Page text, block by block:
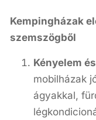
Kempingházak
szemszögből
Kényelem
mobilházak
ágyakkal,